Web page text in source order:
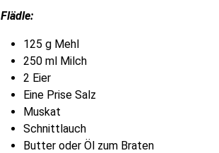
Flädle:
125 g Mehl
250 ml Milch
2 Eier
Eine Prise Salz
Muskat
Schnittlauch
Butter oder Öl zum Braten